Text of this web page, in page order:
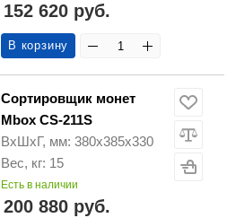
152 620 руб.
В корзину
Сортировщик монет
Mbox CS-211S
ВхШхГ, мм: 380х385х330
Вес, кг: 15
Есть в наличии
200 880 руб.